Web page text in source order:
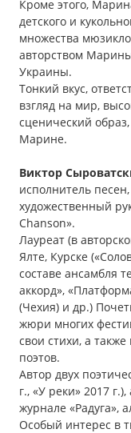
Кроме этого,
детского и
множества
авторством
Украины.
Тонкий вкус,
взгляд на мир,
сценический
Марине.
Виктор
исполнитель
художественный
Chanson».
Лауреат (в
Ялте, Курске
составе ансамбля
аккорд»,
(Чехия) и др.)
жюри многих
свои стихи, а
поэтов.
Автор двух
г., «У реки» 2017
журнале «Радуга»,
Особый интерес в